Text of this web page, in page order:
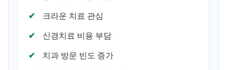
크라운 치료 관심
신경치료 비용 부담
치과 방문 빈도 증가